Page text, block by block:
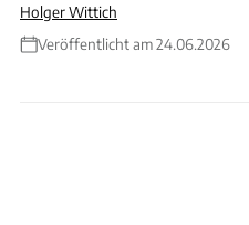
Holger Wittich
Veröffentlicht am 24.06.2026